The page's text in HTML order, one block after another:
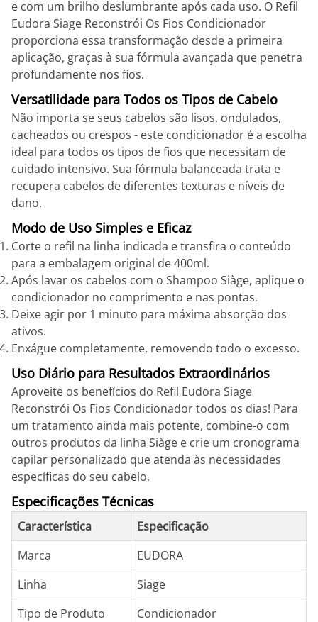
e com um brilho deslumbrante após cada uso. O Refil
Eudora Siage Reconstrói Os Fios Condicionador
proporciona essa transformação desde a primeira
aplicação, graças à sua fórmula avançada que penetra
profundamente nos fios.
Versatilidade para Todos os Tipos de Cabelo
Não importa se seus cabelos são lisos, ondulados,
cacheados ou crespos - este condicionador é a escolha
ideal para todos os tipos de fios que necessitam de
cuidado intensivo. Sua fórmula balanceada trata e
recupera cabelos de diferentes texturas e níveis de
dano.
Modo de Uso Simples e Eficaz
Corte o refil na linha indicada e transfira o conteúdo
para a embalagem original de 400ml.
Após lavar os cabelos com o Shampoo Siàge, aplique o
condicionador no comprimento e nas pontas.
Deixe agir por 1 minuto para máxima absorção dos
ativos.
Enxágue completamente, removendo todo o excesso.
Uso Diário para Resultados Extraordinários
Aproveite os benefícios do Refil Eudora Siage
Reconstrói Os Fios Condicionador todos os dias! Para
um tratamento ainda mais potente, combine-o com
outros produtos da linha Siàge e crie um cronograma
capilar personalizado que atenda às necessidades
específicas do seu cabelo.
Especificações Técnicas
Característica
Especificação
Marca
EUDORA
Linha
Siage
Tipo de Produto
Condicionador